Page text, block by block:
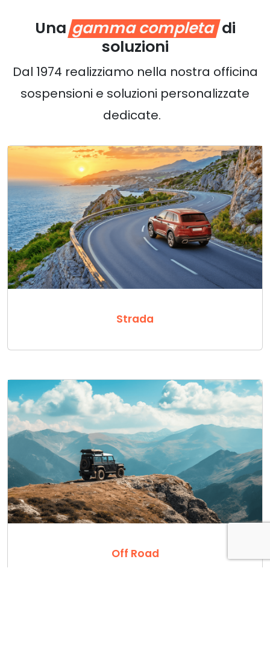
Unagamma completadi
soluzioni
Dal 1974 realizziamo nella nostra officina
sospensioni e soluzioni personalizzate
dedicate.
Strada
Off Road